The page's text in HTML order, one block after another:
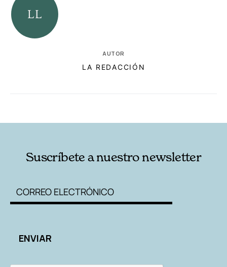
AUTOR
LA REDACCIÓN
Suscríbete a nuestro newsletter